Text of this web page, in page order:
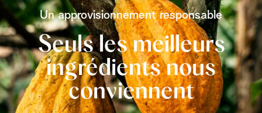
Un approvisionnement responsable
Seuls les meilleurs
ingrédients nous
conviennent